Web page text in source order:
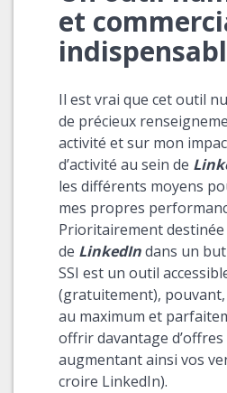
et
Il est vrai que cet outil
de précieux
activité et sur mon
d’activité au sein de
les différents moyens
mes propres
Prioritairement
de LinkedIndans un
SSI est un outil
(gratuitement), pouvant,
au maximum et
offrir davantage
augmentant ainsi vos
croire LinkedIn).